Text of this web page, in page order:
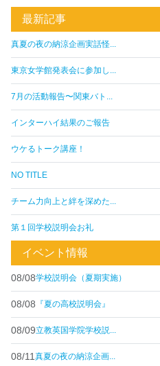
最新記事
真夏の夜の納涼企画実話怪...
東京女学館発表会に参加し...
7月の活動報告〜関東バト...
インターハイ結果のご報告
ウケるトーク講座！
NO TITLE
チーム力向上と絆を深めた...
第１回学校説明会お礼
イベント情報
08/08学校説明会（夏期実施）
08/08 『夏の高校説明会』
08/09立教英国学院学校説...
08/11 真夏の夜の納涼企画...